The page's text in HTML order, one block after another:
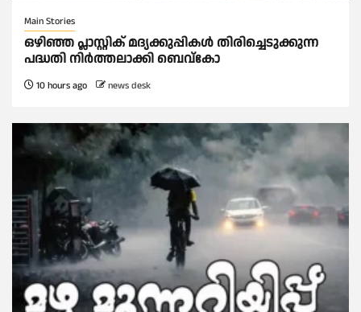
Main Stories
ഒഴിഞ്ഞ പ്ലാസ്റ്റിക് മദ്യക്കുപ്പികള്‍ തിരിച്ചെടുക്കുന്ന
പദ്ധതി നിര്‍ത്തലാക്കി ബെവ്കോ
10 hours ago news desk